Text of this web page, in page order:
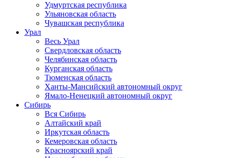
Удмуртская республика
Ульяновская область
Чувашская республика
Урал
Весь Урал
Свердловская область
Челябинская область
Курганская область
Тюменская область
Ханты-Мансийский автономный округ
Ямало-Ненецкий автономный округ
Сибирь
Вся Сибирь
Алтайский край
Иркутская область
Кемеровская область
Красноярский край